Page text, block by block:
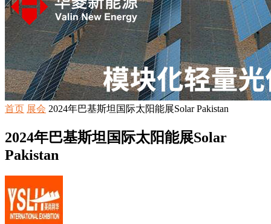
首页 展会 2024年巴基斯坦国际太阳能展Solar Pakistan
2024年巴基斯坦国际太阳能展Solar
Pakistan